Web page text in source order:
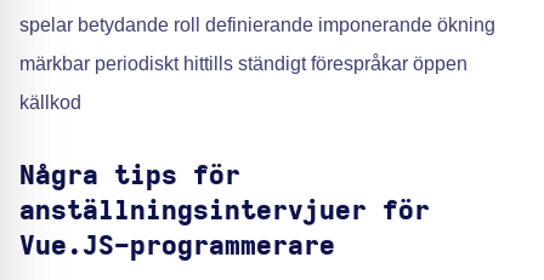
spelar betydande roll definierande imponerande ökning
märkbar periodiskt hittills ständigt förespråkar öppen
källkod
Några tips för
anställningsintervjuer för
Vue.JS-programmerare